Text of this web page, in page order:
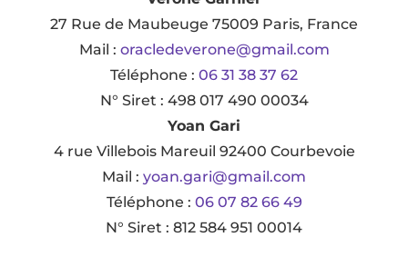
27 Rue de Maubeuge 75009 Paris, France
Mail : oracledeverone@gmail.com
Téléphone : 06 31 38 37 62
N° Siret : 498 017 490 00034
Yoan Gari
4 rue Villebois Mareuil 92400 Courbevoie
Mail : yoan.gari@gmail.com
Téléphone : 06 07 82 66 49
N° Siret : 812 584 951 00014